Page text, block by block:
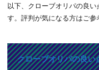
以下、クローブオリパの良
す。評判が気になる方はご参
クローブオリパの良い